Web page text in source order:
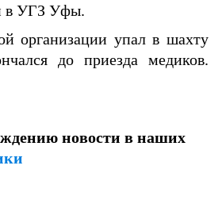
в УГЗ Уфы.
организации упал в шахту
до приезда медиков.
новости в наших